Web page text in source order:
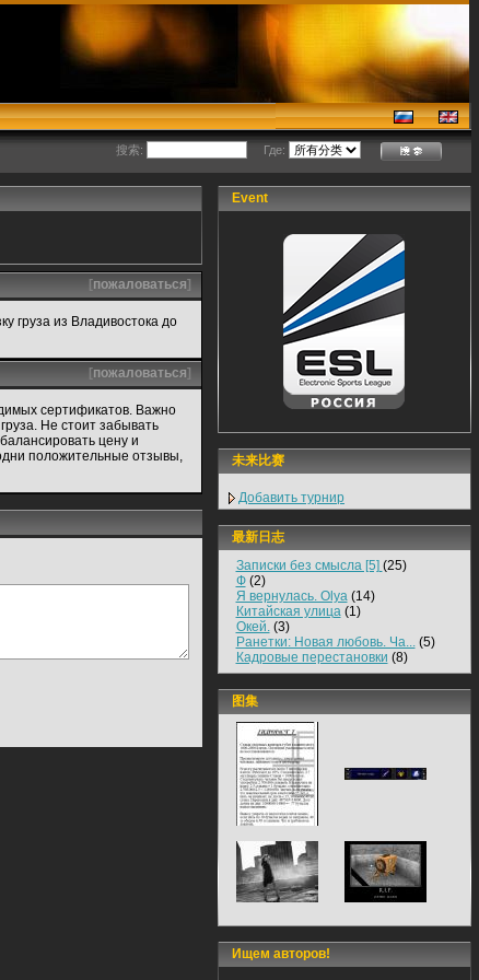
搜索: Где:
[пожаловаться]
груза из Владивостока до
[пожаловаться]
сертификатов. Важно
Не стоит забывать
цену и
положительные отзывы,
Event
未来比赛
Добавить турнир
最新日志
Записки без смысла [5] (25)
Ф(2)
Я вернулась. Olya(14)
Китайская улица(1)
Окей.(3)
Ранетки: Новая любовь. Ча...(5)
Кадровые перестановки (8)
图集
Ищем авторов!